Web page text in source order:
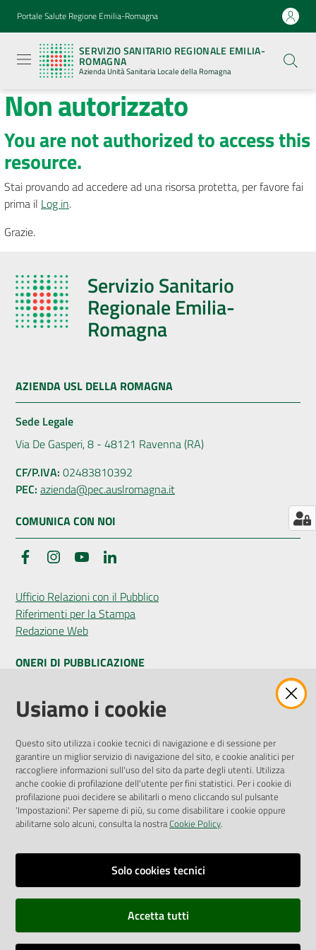
Vai al contenuto
Vai alla navigazione
Vai al footer
Portale Salute Regione Emilia-Romagna
SERVIZIO SANITARIO REGIONALE EMILIA-
ROMAGNA
Azienda Unità Sanitaria Locale della Romagna
Sanitario
Regionale
Emilia-
Romagna
Azienda
Unità
Sanitaria
Romagna
Azienda
Servizi
Luoghi
di
cura
Menu selezionato
Carta
dei
Dedicato
a...
Bandi
e
Concorsi
su
Non autorizzato
You are not authorized to access this
resource.
Stai provando ad accedere ad una risorsa protetta, per favore fai
prima il Log in.
Grazie.
Servizio Sanitario
Regionale Emilia-
Romagna
AZIENDA USL DELLA ROMAGNA
Sede Legale
Via De Gasperi, 8 - 48121 Ravenna (RA)
CF/P.IVA: 02483810392
PEC: azienda@pec.auslromagna.it
COMUNICA CON NOI
FacebookInstagramYouTube
Ufficio Relazioni con il Pubblico
Riferimenti per la Stampa
Redazione Web
ONERI DI PUBBLICAZIONE
Amministrazione Trasparente
Pubblicità legale
Privacy Policy
Attuazione Misure PNRR
Liste di Attesa
ENTI, IMPRESE E PARTNER
Fatturazione Elettronica
Richiesta Patrocinio
Usiamo i cookie
Questo sito utilizza i cookie tecnici di navigazione e di sessione per
garantire un miglior servizio di navigazione del sito, e cookie analitici per
raccogliere informazioni sull'uso del sito da parte degli utenti. Utilizza
anche cookie di profilazione dell'utente per fini statistici. Per i cookie di
profilazione puoi decidere se abilitarli o meno cliccando sul pulsante
'Impostazioni'. Per saperne di più, su come disabilitare i cookie oppure
abilitarne solo alcuni, consulta la nostraCookie Policy.
Solo cookies tecnici
Accetta tutti